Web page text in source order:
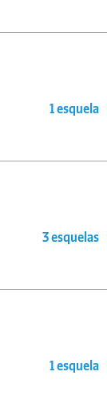
1 esquela
3 esquelas
1 esquela